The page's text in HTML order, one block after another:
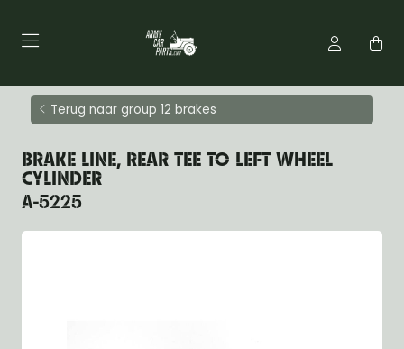
Terug naar group 12 brakes
BRAKE LINE, REAR TEE TO LEFT WHEEL
CYLINDER
A-5225